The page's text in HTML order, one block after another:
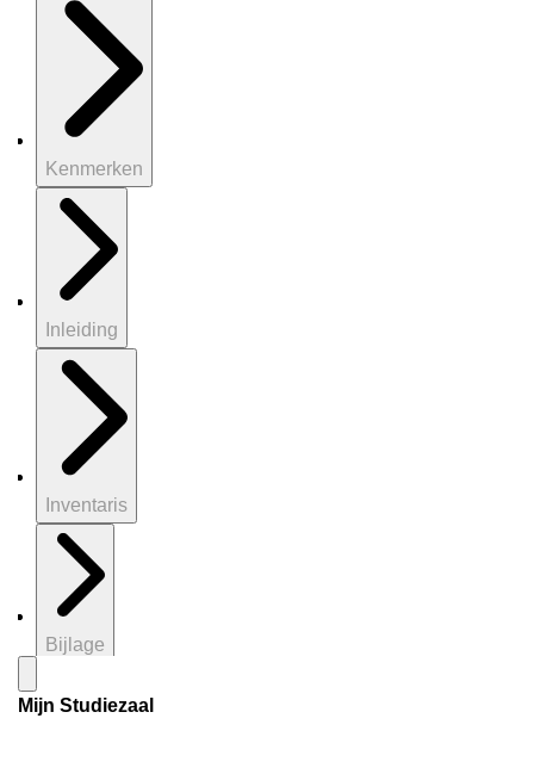
Kenmerken
Inleiding
Inventaris
Bijlage
Mijn Studiezaal